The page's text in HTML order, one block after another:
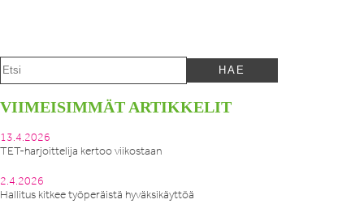
VIIMEISIMMÄT ARTIKKELIT
13.4.2026
TET-harjoittelija kertoo viikostaan
2.4.2026
Hallitus kitkee työperäistä hyväksikäyttöä